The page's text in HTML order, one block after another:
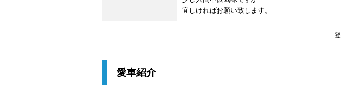
宜しければお願い致します。
登
愛車紹介